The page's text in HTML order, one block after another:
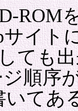
ROM
サイト
ても
順序
てあ